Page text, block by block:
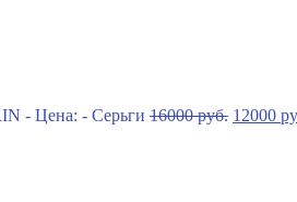
16000руб. 12000